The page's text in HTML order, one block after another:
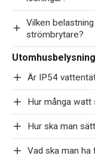
Vilken
strömbrytare?
Utomhusbelysning
Är IP54
Hur många watt
Hur ska man
Vad ska man